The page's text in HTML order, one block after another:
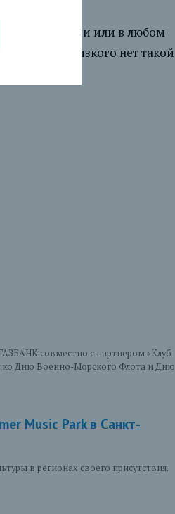
приложении или в любом
вашего близкого нет такой
совместно с партнером «Клуб
ко Дню Военно-Морского Флота и Дню
Music Park в Санкт-
в регионах своего присутствия.